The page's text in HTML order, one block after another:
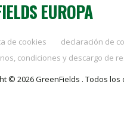
EUROPA
de cookies
declaración de
condiciones y descargo de
© 2026 GreenFields . Todos